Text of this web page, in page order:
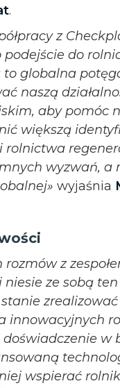
.
z
do
globalna
naszą
aby pomóc
większą
wyzwań, a
wyjaśnia
z
ze sobą
innowacyjnych
doświadczenie
wspierać